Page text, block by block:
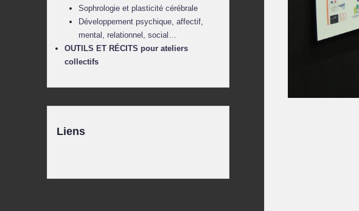
Sophrologie et plasticité cérébrale
Développement psychique, affectif,
mental, relationnel, social…
OUTILS ET RÉCITS pour ateliers
collectifs
Liens